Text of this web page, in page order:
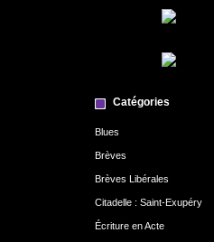
Catégories
Blues
Brèves
Brèves Libérales
Citadelle : Saint-Exupéry
Écriture en Acte